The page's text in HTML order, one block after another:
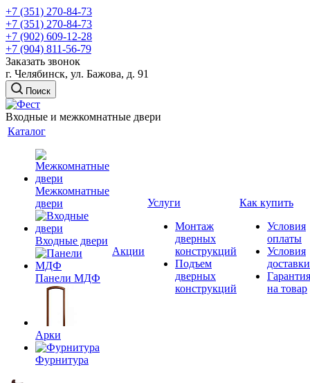
+7 (351) 270-84-73
+7 (351) 270-84-73
+7 (902) 609-12-28
+7 (904) 811-56-79
Заказать звонок
г. Челябинск, ул. Бажова, д. 91
Поиск
Входные и межкомнатные двери
Каталог
Межкомнатные
двери
Входные двери
Панели МДФ
Арки
Фурнитура
Акции
Услуги
Монтаж
дверных
конструкций
Подъем
дверных
конструкций
Как купить
Условия
оплаты
Условия
доставки
Гарантия
на товар